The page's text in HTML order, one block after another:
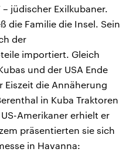
– jüdischer Exilkubaner.
die Familie die Insel. Sein
der
importiert. Gleich
und der USA Ende
Eiszeit die Annäherung
in Kuba Traktoren
Amerikaner erhielt er
präsentierten sie sich
in Havanna: